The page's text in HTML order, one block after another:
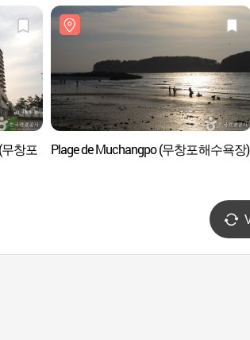
창포
Plage de Muchangpo (무창포해수욕장)